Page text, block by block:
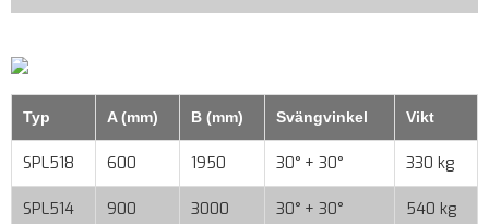
Typ A (mm) B (mm) Svängvinkel Vikt
SPL518 600 1950 30° + 30° 330 kg
SPL514 900 3000 30° + 30° 540 kg